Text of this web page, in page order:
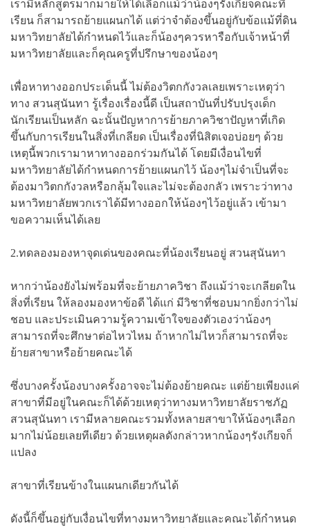
เรามีหลักสูตรมากมายให้ได้เลือกแม้ว่าน้องๆรังเกียจคณะที่
เรียน ก็สามารถย้ายแผนกได้ แต่ว่าจำต้องขึ้นอยู่กับข้อแม้ที่ดิน
มหาวิทยาลัยได้กำหนดไว้และก็น้องๆควรหารือกับเจ้าหน้าที่
มหาวิทยาลัยและก็คุณครูที่ปรึกษาของน้องๆ
เพื่อหาทางออกประเด็นนี้ ไม่ต้องวิตกกังวลเลยเพราะเหตุว่า
ทาง สวนสุนันทา รู้เรื่องเรื่องนี้ดี เป็นสถาบันที่ปรับปรุงเด็ก
นักเรียนเป็นหลัก ฉะนั้นปัญหาการย้ายภาควิชาปัญหาที่เกิด
ขึ้นกับการเรียนในสิ่งที่เกลียด เป็นเรื่องที่นิสิตเจอบ่อยๆ ด้วย
เหตุนี้พวกเรามาหาทางออกร่วมกันได้ โดยมีเงื่อนไขที่
มหาวิทยาลัยได้กำหนดการย้ายแผนกไว้ น้องๆไม่จำเป็นที่จะ
ต้องมาวิตกกังวลหรือกลุ้มใจและไม่จะต้องกลัว เพราะว่าทาง
มหาวิทยาลัยพวกเราได้มีทางออกให้น้องๆไว้อยู่แล้ว เข้ามา
ขอความเห็นได้เลย
2.ทดลองมองหาจุดเด่นของคณะที่น้องเรียนอยู่ สวนสุนันทา
หากว่าน้องยังไม่พร้อมที่จะย้ายภาควิชา ถึงแม้ว่าจะเกลียดใน
สิ่งที่เรียน ให้ลองมองหาข้อดี ได้แก่ มีวิชาที่ชอบมากยิ่งกว่าไม่
ชอบ และประเมินความรู้ความเข้าใจของตัวเองว่าน้องๆ
สามารถที่จะศึกษาต่อไหวไหม ถ้าหากไม่ไหวก็สามารถที่จะ
ย้ายสาขาหรือย้ายคณะได้
ซึ่งบางครั้งน้องบางครั้งอาจจะไม่ต้องย้ายคณะ แต่ย้ายเพียงแค่
สาขาที่มีอยู่ในคณะก็ได้ด้วยเหตุว่าทางมหาวิทยาลัยราชภัฏ
สวนสุนันทา เรามีหลายคณะรวมทั้งหลายสาขาให้น้องๆเลือก
มากไม่น้อยเลยทีเดียว ด้วยเหตุผลดังกล่าวหากน้องๆรังเกียจก็
แปลง
สาขาที่เรียนข้างในแผนกเดียวกันได้
ดังนี้ก็ขึ้นอยู่กับเงื่อนไขที่ทางมหาวิทยาลัยและคณะได้กำหนด